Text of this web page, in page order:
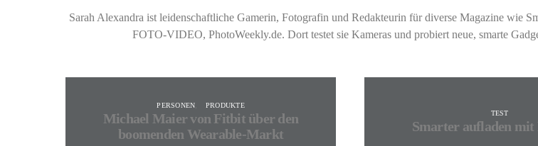
Sarah Alexandra ist leidenschaftliche Gamerin, Fotografin und Redakteurin für diverse Magazine wie
FOTO-VIDEO, PhotoWeekly.de. Dort testet sie Kameras und probiert neue, smarte
PERSONEN PRODUKTE
Michael Maier von Fitbit über den
boomenden Wearable-Markt
TEST
Smarter aufladen mit